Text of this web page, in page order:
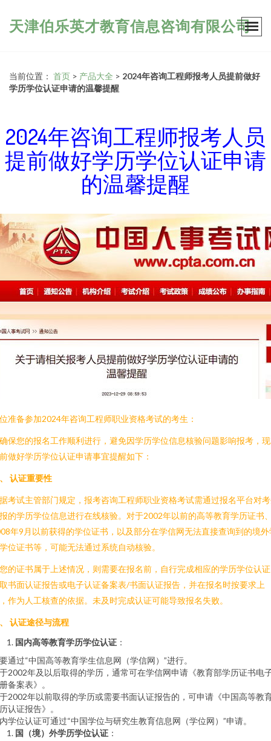
天津伯乐英才教育信息咨询有限公司
当前位置： 首页 > 产品大全 > 2024年咨询工程师报考人员提前做好
学历学位认证申请的温馨提醒
2024年咨询工程师报考人员
提前做好学历学位认证申请
的温馨提醒
准备参加2024年咨询工程师职业资格考试的考生：
保您的报名工作顺利进行，避免因学历学位信息核验问题影响报考，
做好学历学位认证申请事宜提醒如下：
认证重要性
考试主管部门规定，报考咨询工程师职业资格考试需通过报名平台对
的学历学位信息进行在线核验。对于2002年以前的高等教育学历证书
年9月以前获得的学位证书，以及部分在学信网无法直接查询到的境外
位证书等，可能无法通过系统自动核验。
的证书属于上述情况，则需要在报名前，自行完成相应的学历学位认
书面认证报告或电子认证备案表/书面认证报告，并在报名时按要求上
作为人工核查的依据。未及时完成认证可能导致报名失败。
认证途径与流程
国内高等教育学历学位认证 ：
通过“中国高等教育学生信息网（学信网）”进行。
2002年及以后取得的学历，通常可在学信网申请《教育部学历证书电
备案表》。
2002年以前取得的学历或需要书面认证报告的，可申请《中国高等教
认证报告》。
学位认证可通过“中国学位与研究生教育信息网（学位网）”申请。
国（境）外学历学位认证 ：